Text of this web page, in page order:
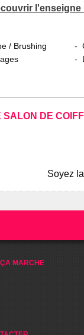
/ Brushing
SALON DE
Soyez
MARCHE